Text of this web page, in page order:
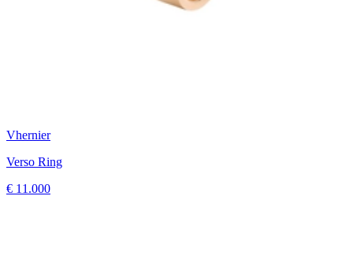
Vhernier
Verso Ring
€ 11.000